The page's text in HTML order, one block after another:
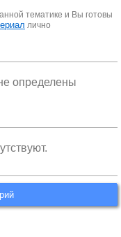
тематике и Вы готовы
лично
определены